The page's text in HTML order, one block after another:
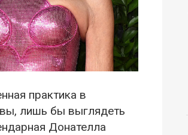
практика в
лишь бы выглядеть
Донателла